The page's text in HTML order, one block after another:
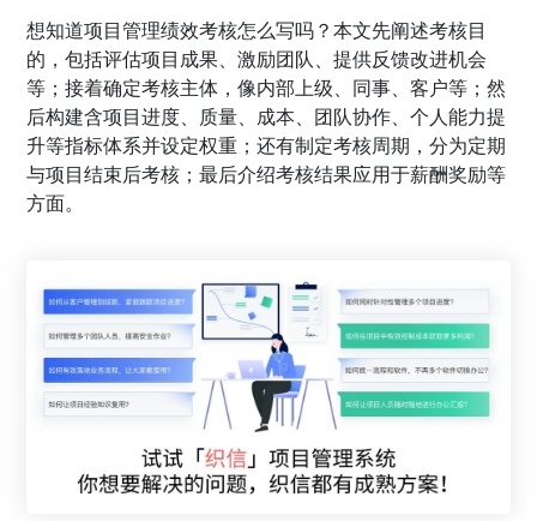
想知道项目管理绩效考核怎么写吗？本文先阐述考核目
的，包括评估项目成果、激励团队、提供反馈改进机会
等；接着确定考核主体，像内部上级、同事、客户等；然
后构建含项目进度、质量、成本、团队协作、个人能力提
升等指标体系并设定权重；还有制定考核周期，分为定期
与项目结束后考核；最后介绍考核结果应用于薪酬奖励等
方面。